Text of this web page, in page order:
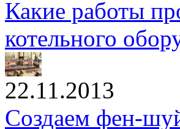
Какие работы
котельного
22.11.2013
Создаем фен-